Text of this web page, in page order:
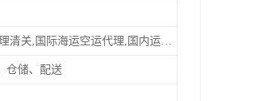
代理报关,代理清关,国际海运空运代理,国内运输派送
仓储、配送